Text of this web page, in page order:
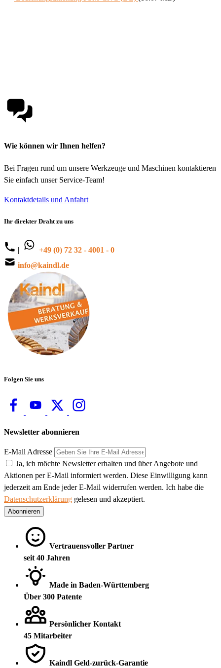
Wie können wir Ihnen helfen?
Bei Fragen rund um unsere Werkzeuge und Maschinen kontaktieren
Sie einfach unser Service-Team!
Kontaktdetails und Anfahrt
Ihr direkter Draht zu uns
|
+49 (0) 72 32 - 4001 - 0
info@kaindl.de
Folgen Sie uns
Newsletter abonnieren
E-Mail Adresse
Ja, ich möchte Newsletter erhalten und über Angebote und
Aktionen per E-Mail informiert werden. Diese Einwilligung kann
jederzeit am Ende jeder E-Mail widerrufen werden. Ich habe die
Datenschutzerklärung gelesen und akzeptiert.
Abonnieren
Vertrauensvoller Partner
seit 40 Jahren
Made in Baden-Württemberg
Über 300 Patente
Persönlicher Kontakt
45 Mitarbeiter
Kaindl Geld-zurück-Garantie